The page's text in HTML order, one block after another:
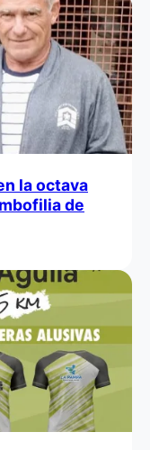
la octava
de